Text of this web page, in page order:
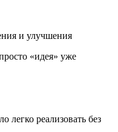
и улучшения
«идея» уже
легко реализовать без